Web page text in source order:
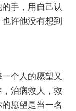
手，用自己认
许他没有想到
个人的愿望又
治病救人，救
愿望是当一名